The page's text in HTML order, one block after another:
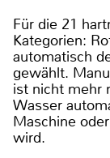
Für die 21
Kategorien:
automatisch
gewählt.
ist nicht mehr
Wasser
Maschine
wird.